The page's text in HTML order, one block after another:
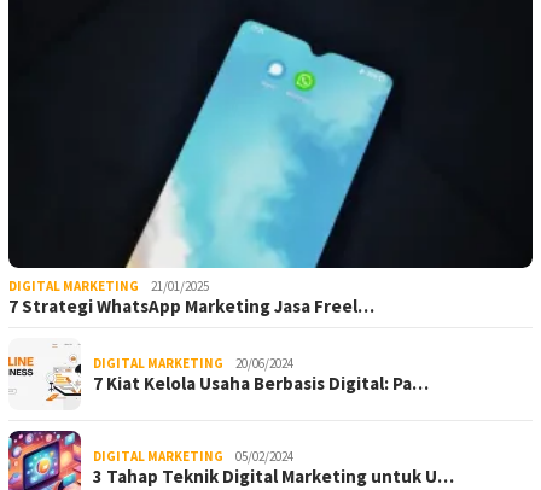
DIGITAL MARKETING 21/01/2025
7 Strategi WhatsApp Marketing Jasa Freel…
DIGITAL MARKETING 20/06/2024
7 Kiat Kelola Usaha Berbasis Digital: Pa…
DIGITAL MARKETING 05/02/2024
3 Tahap Teknik Digital Marketing untuk U…